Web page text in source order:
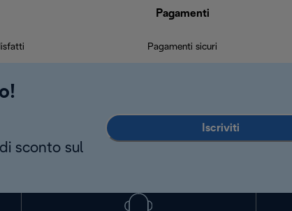
Pagamenti
Pagamenti sicuri
sconto sul
Iscriviti